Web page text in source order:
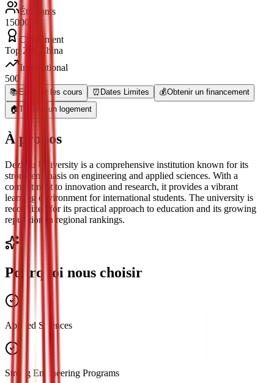
Étudiants
15000
Classement
Top 200 China
International
500
📚 Explorer les cours ⏰ Dates Limites 💰Obtenir un financement
🏠 Trouver un logement
À propos
Dezhou University is a comprehensive institution known for its
strong emphasis on engineering and applied sciences. With a
commitment to innovation and research, it provides a vibrant
learning environment for international students. The university is
recognized for its practical approach to education and its growing
reputation in regional rankings.
Pourquoi nous choisir
Applied Sciences
Strong Engineering Programs